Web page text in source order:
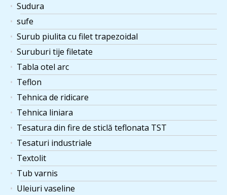
Sudura
sufe
Surub piulita cu filet trapezoidal
Suruburi tije filetate
Tabla otel arc
Teflon
Tehnica de ridicare
Tehnica liniara
Tesatura din fire de sticlă teflonata TST
Tesaturi industriale
Textolit
Tub varnis
Uleiuri vaseline